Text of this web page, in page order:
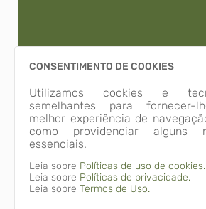
Carregando...
CONSENTIMENTO DE COOKIES
Utilizamos cookies e
semelhantes para fornecer-
melhor experiência de
como providenciar alguns
essenciais.
Leia sobre Políticas de uso de cookies.
Leia sobre Políticas de privacidade.
Leia sobre Termos de Uso.